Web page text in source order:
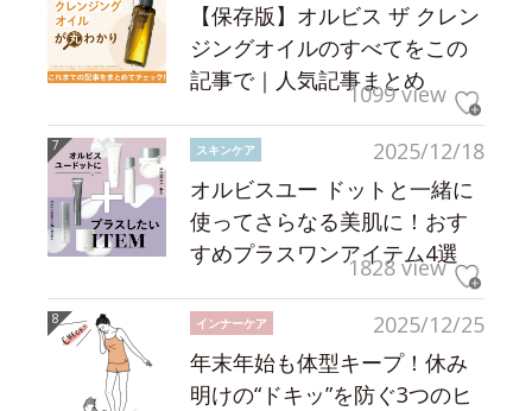
【保存版】オルビス ザ クレン
ジングオイルのすべてをこの
記事で｜人気記事まとめ
1099 view
2025/12/18
スキンケア
オルビスユー ドットと一緒に
使ってさらなる美肌に！おす
すめプラスワンアイテム4選
1828 view
2025/12/25
インナーケア
年末年始も体型キープ！休み
明けの“ドキッ”を防ぐ3つのヒ